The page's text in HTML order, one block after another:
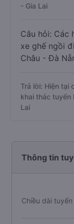
- Gia Lai
Câu hỏi: Các
xe ghế ngồi
Châu - Đà
Trả lời: Hiện tại
khai thác tuyến
Lai
Thông tin
Chiều dài